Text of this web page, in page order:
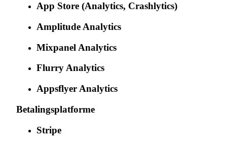
App Store (Analytics, Crashlytics)
Amplitude Analytics
Mixpanel Analytics
Flurry Analytics
Appsflyer Analytics
Betalingsplatforme
Stripe